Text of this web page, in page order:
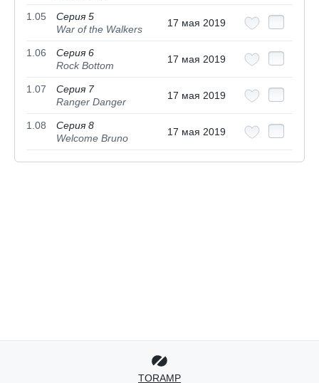
1.05
Серия 5
War of the Walkers
17 мая 2019
1.06
Серия 6
Rock Bottom
17 мая 2019
1.07
Серия 7
Ranger Danger
17 мая 2019
1.08
Серия 8
Welcome Bruno
17 мая 2019
TORAMP